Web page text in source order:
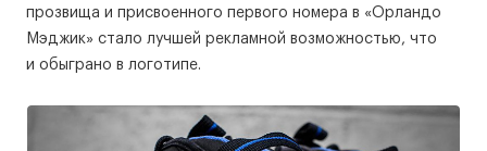
прозвища и присвоенного первого номера в «Орландо
Мэджик» стало лучшей рекламной возможностью, что
и обыграно в логотипе.